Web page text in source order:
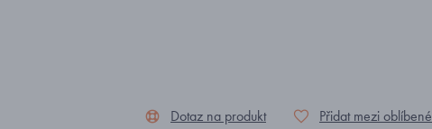
Dotaz na produkt Přidat mezi oblíbené